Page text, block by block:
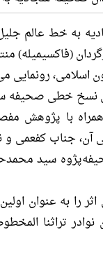
خط عالم جلیل
(فاکسیمیله)
اسلامی، رونمایی
نسخ خطی صحیفه
با پژوهش
آن، جناب کفعمی
سید
را به عنوان
تراثنا